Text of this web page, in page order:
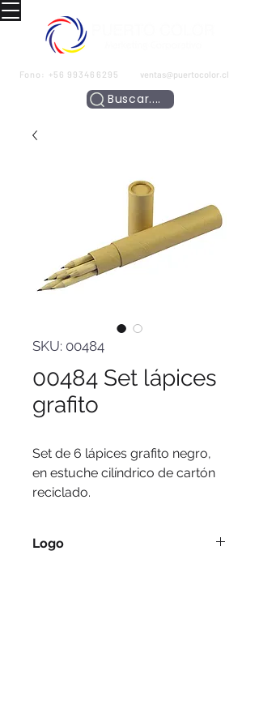
Fono: +56 993466295 ventas@puertocolor.cl
Buscar....
SKU: 00484
00484 Set lápices
grafito
Set de 6 lápices grafito negro,
en estuche cilíndrico de cartón
reciclado.
Logo